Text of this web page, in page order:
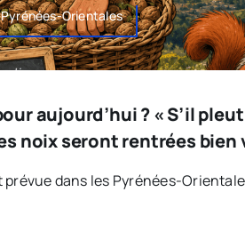
Orientales
aujourd’hui ? « S’il
noix seront rentrées bien
prévue dans les Pyrénées-